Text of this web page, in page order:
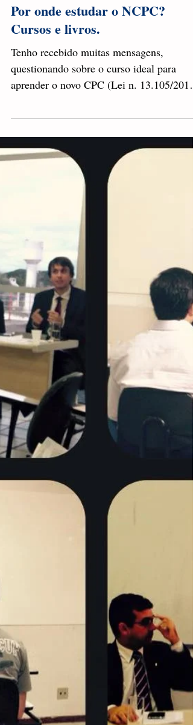
Por onde estudar o NCPC?
Cursos e livros.
Tenho recebido muitas mensagens,
questionando sobre o curso ideal para
aprender o novo CPC (Lei n. 13.105/